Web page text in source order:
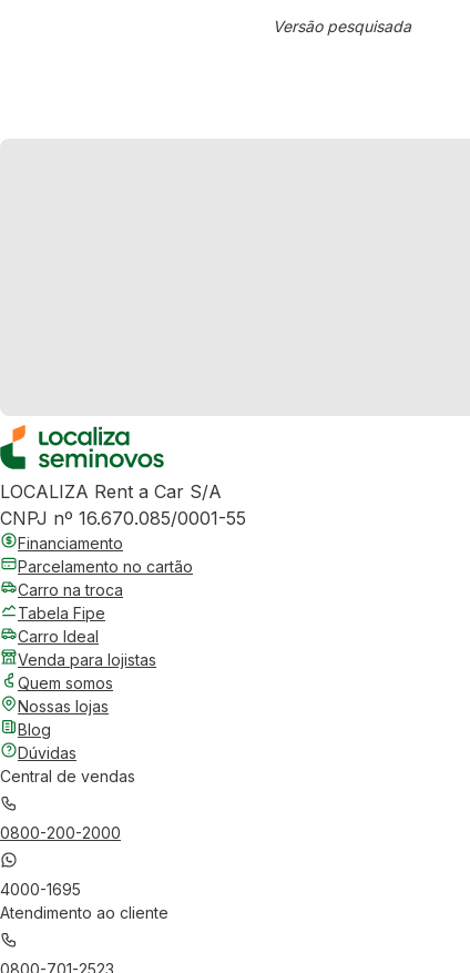
Versão pesquisada
LOCALIZA Rent a Car S/A
CNPJ nº 16.670.085/0001-55
Financiamento
Parcelamento no cartão
Carro na troca
Tabela Fipe
Carro Ideal
Venda para lojistas
Quem somos
Nossas lojas
Blog
Dúvidas
Central de vendas
0800-200-2000
4000-1695
Atendimento ao cliente
0800-701-2523